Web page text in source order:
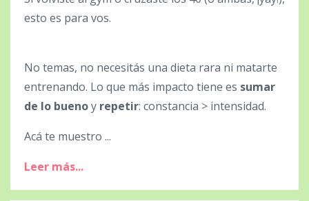
esto es para vos.
No temas, no necesitás una dieta rara ni matarte
entrenando. Lo que más impacto tiene es sumar
de lo buenoy repetir: constancia > intensidad.
Acá te muestro ...
Leer más...